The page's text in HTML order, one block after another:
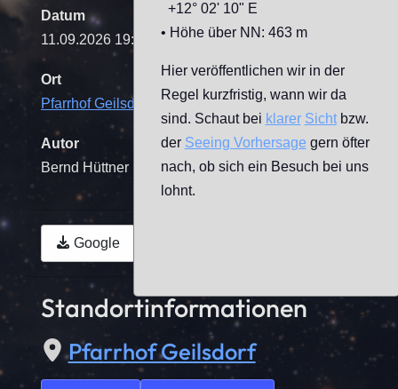
Datum
11.09.2026 19:00 21:00
Ort
Pfarrhof Geilsdorf
[Sternwarte]
Autor
Bernd Hüttner
Google
Standortinformationen
Pfarrhof Geilsdorf
+12° 02' 10" E
• Höhe über NN: 463 m
Hier veröffentlichen wir in der
Regel kurzfristig, wann wir da
sind. Schaut bei klarer Sichtbzw.
der Seeing Vorhersage gern öfter
nach, ob sich ein Besuch bei uns
lohnt.